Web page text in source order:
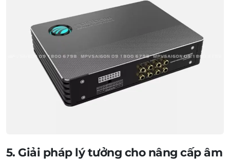
5. Giải pháp lý tưởng cho nâng cấp âm